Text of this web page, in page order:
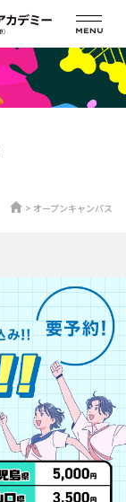
オープンキャンパス